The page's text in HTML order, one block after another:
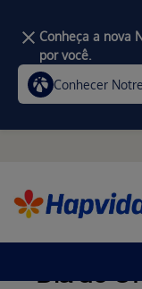
Conheça a nova
por você.
Conhecer
Dia do